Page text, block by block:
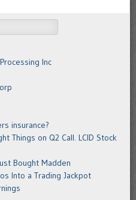
Inc
insurance?
Things on Q2 Call. LCID Stock
Bought Madden
Into a Trading Jackpot